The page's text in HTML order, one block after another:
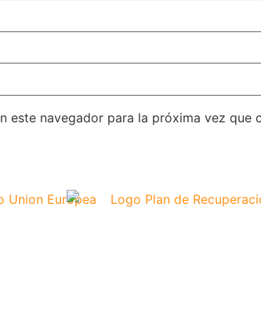
este navegador para la próxima vez que